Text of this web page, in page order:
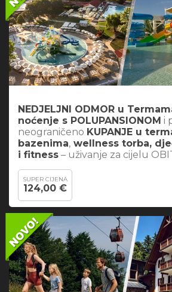
NEDJELJNI ODMOR u
noćenje s POLUPANSIONOM i
neograničeno KUPANJE u
bazenima, wellness torba,
i fitness – uživanje za cijelu
SUPER CIJENA
124,00 €